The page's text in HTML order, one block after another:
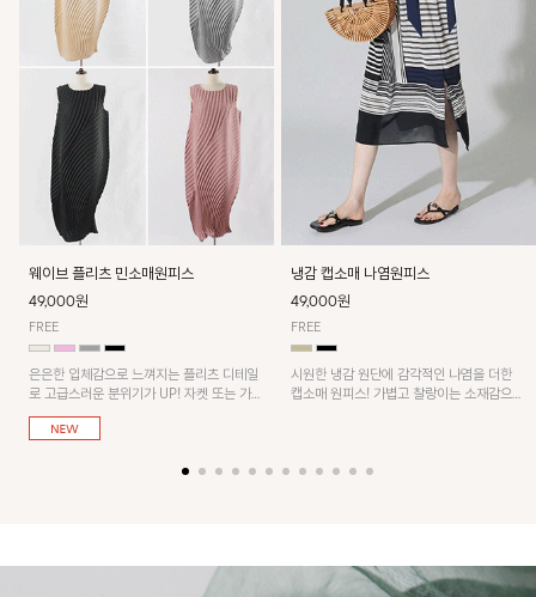
웨이브 플리츠 민소매원피스
49,000원
FREE
은은한 입체감으로 느껴지는 플리츠 디테일
로 고급스러운 분위기가 UP! 자켓 또는 가디
건과 같이 매치해도 잘 어울린답니다!
냉감 캡소매 나염원피스
49,000원
FREE
시원한 냉감 원단에 감각적인 나염을 더한
캡소매 원피스! 가볍고 찰랑이는 소재감으로